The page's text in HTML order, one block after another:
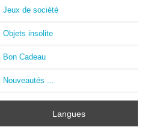
Jeux de société
Objets insolite
Bon Cadeau
Nouveautés ...
Langues